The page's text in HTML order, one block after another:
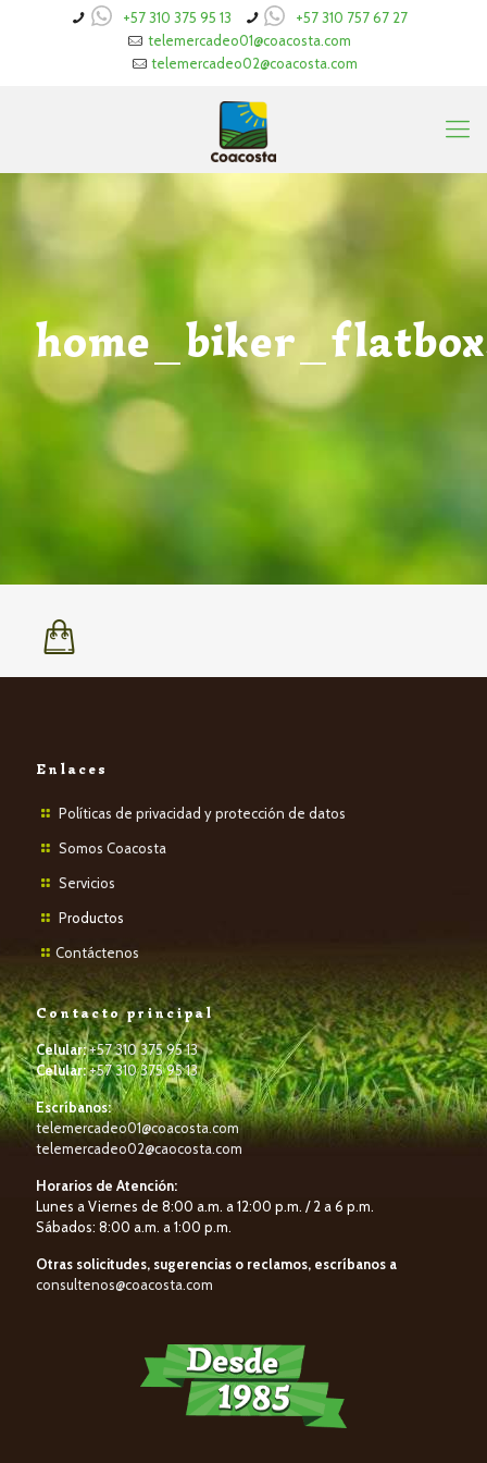
+57 310 375 95 13
+57 310 757 67 27
telemercadeo01@coacosta.com
telemercadeo02@coacosta.com
Enlaces
Políticas de privacidad y protección de datos
Somos Coacosta
Servicios
Productos
Contáctenos
Contacto principal
Celular:+57 310 375 95 13
Celular:+57 310 375 95 13
Escríbanos:
telemercadeo01@coacosta.com
telemercadeo02@caocosta.com
Horarios de Atención:
Lunes a Viernes de 8:00 a.m. a 12:00 p.m. / 2 a 6 p.m.
Sábados: 8:00 a.m. a 1:00 p.m.
Otras solicitudes, sugerencias o reclamos, escríbanos a
consultenos@coacosta.com